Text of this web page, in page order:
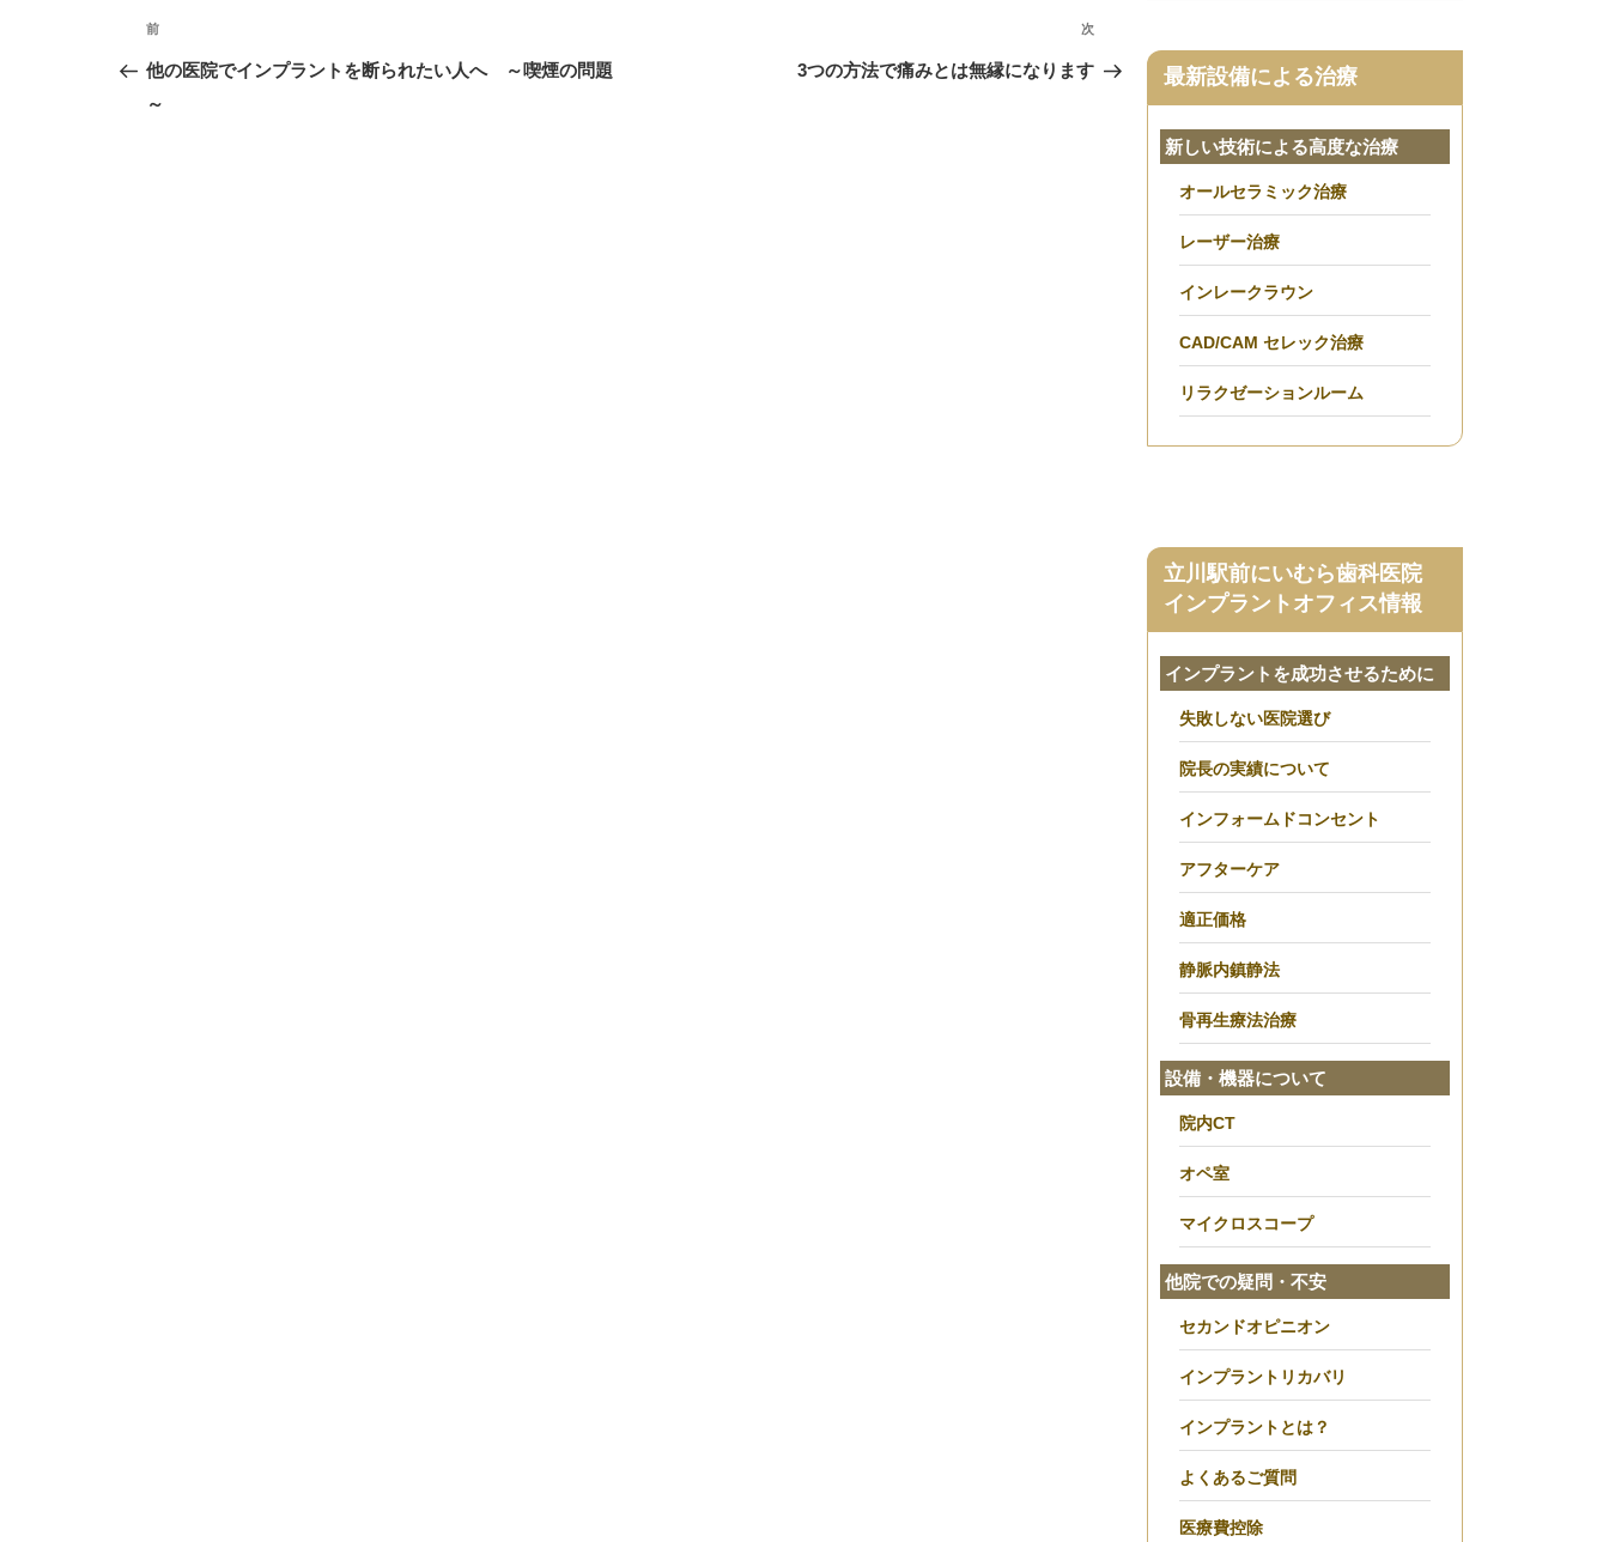
投
稿
ナ
過
去
の
前
他の医院でインプラントを断られたい人へ ～喫煙の問題
～
の
次
3つの方法で痛みとは無縁になります 最新設備による治療
新しい技術による高度な治療
オールセラミック治療
レーザー治療
インレークラウン
CAD/CAM セレック治療
リラクゼーションルーム
立川駅前にいむら歯科医院
インプラントオフィス情報
インプラントを成功させるために
失敗しない医院選び
院長の実績について
インフォームドコンセント
アフターケア
適正価格
静脈内鎮静法
骨再生療法治療
設備・機器について
院内CT
オペ室
マイクロスコープ
他院での疑問・不安
セカンドオピニオン
インプラントリカバリ
インプラントとは？
よくあるご質問
医療費控除